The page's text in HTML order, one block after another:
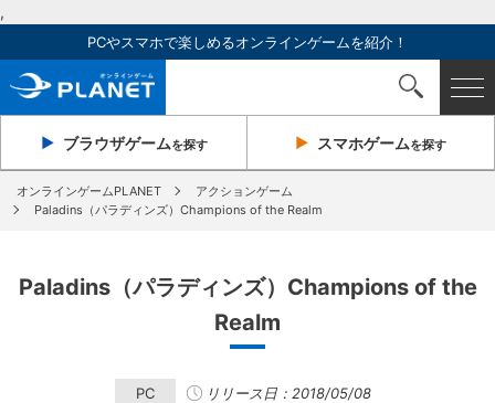
,
PCやスマホで楽しめるオンラインゲームを紹介！
ブラウザゲームを探す スマホゲームを探す
オンラインゲームPLANET
アクションゲーム
Paladins（パラディンズ）Champions of the Realm
Paladins（パラディンズ）Champions of the
Realm
PC リリース日：2018/05/08